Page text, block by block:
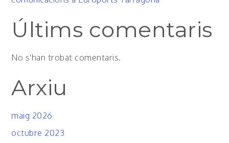
Últims comentaris
No s'han trobat comentaris.
Arxiu
maig 2026
octubre 2023